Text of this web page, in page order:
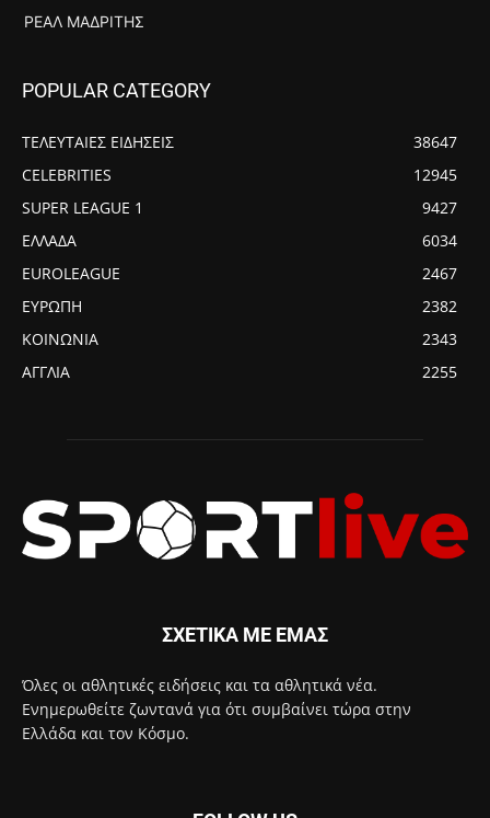
ΡΕΆΛ ΜΑΔΡΊΤΗΣ
POPULAR CATEGORY
ΤΕΛΕΥΤΑΙΕΣ ΕΙΔΗΣΕΙΣ
38647
CELEBRITIES
12945
SUPER LEAGUE 1
9427
ΕΛΛΑΔΑ
6034
EUROLEAGUE
2467
ΕΥΡΩΠΗ
2382
ΚΟΙΝΩΝΙΑ
2343
ΑΓΓΛΙΑ
2255
ΣΧΕΤΙΚΑ ΜΕ ΕΜΑΣ
Όλες οι αθλητικές ειδήσεις και τα αθλητικά νέα.
Ενημερωθείτε ζωντανά για ότι συμβαίνει τώρα στην
Ελλάδα και τον Κόσμο.